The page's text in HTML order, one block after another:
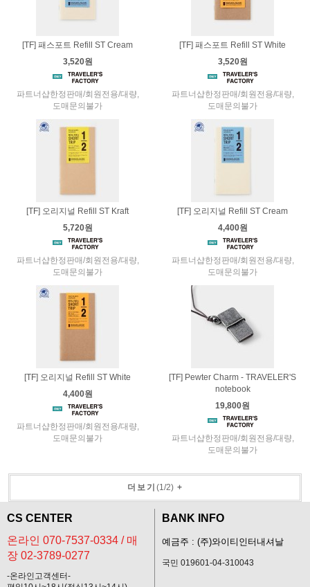
[TF] 패스포트 Refill ST Cream
3,520원
파트너샵한정판매/회원전용/대량,
도매문의불가
[TF] 패스포트 Refill ST White
3,520원
파트너샵한정판매/회원전용/대량,
도매문의불가
[TF] 오리지널 Refill ST Kraft
5,720원
파트너샵한정판매/회원전용/대량,
도매문의불가
[TF] 오리지널 Refill ST Cream
4,400원
파트너샵한정판매/회원전용/대량,
도매문의불가
[TF] 오리지널 Refill ST White
4,400원
파트너샵한정판매/회원전용/대량,
도매문의불가
[TF] Pewter Charm - TRAVELER'S
notebook
19,800원
파트너샵한정판매/회원전용/대량,
도매문의불가
더보기 (1 /2)+
CS CENTER
온라인 070-7537-0334 / 매
장 02-3789-0277
-온라인고객센터-
BANK INFO
예금주 : (주)와이티인터내셔날
국민 019601-04-310043